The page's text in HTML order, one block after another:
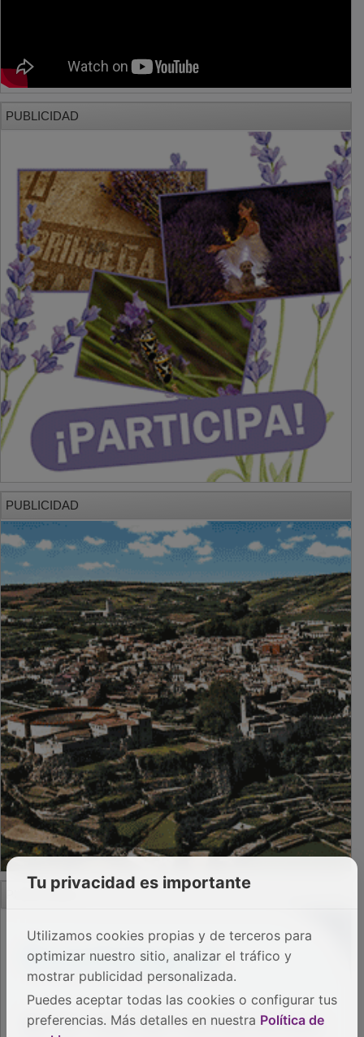
PUBLICIDAD
PUBLICIDAD
Tu privacidad es importante
Utilizamos cookies propias y de terceros para
optimizar nuestro sitio, analizar el tráfico y
mostrar publicidad personalizada.
Puedes aceptar todas las cookies o configurar tus
preferencias. Más detalles en nuestra Política de